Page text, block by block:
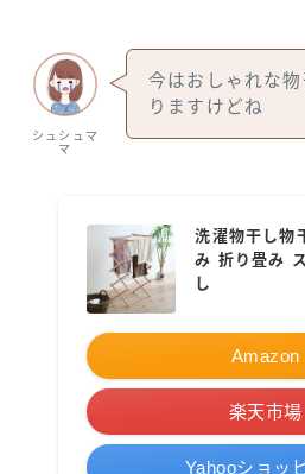
シュシュマ
マ
今はおしゃれな
りますけどね
洗濯物干し物
み 折り畳み
し
Amazon
楽天市場
Yahooショッ